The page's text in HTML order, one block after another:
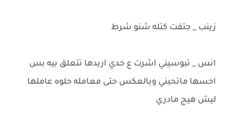
زينب _ جتفت كتله شنو شرط
انس _ تبوسيني اشرت ع خدي اريدها تتعلق بيه بس
احسها ماتحبني وبالعكس حتى معامله حلوه عاملها
ليش هيج مادري